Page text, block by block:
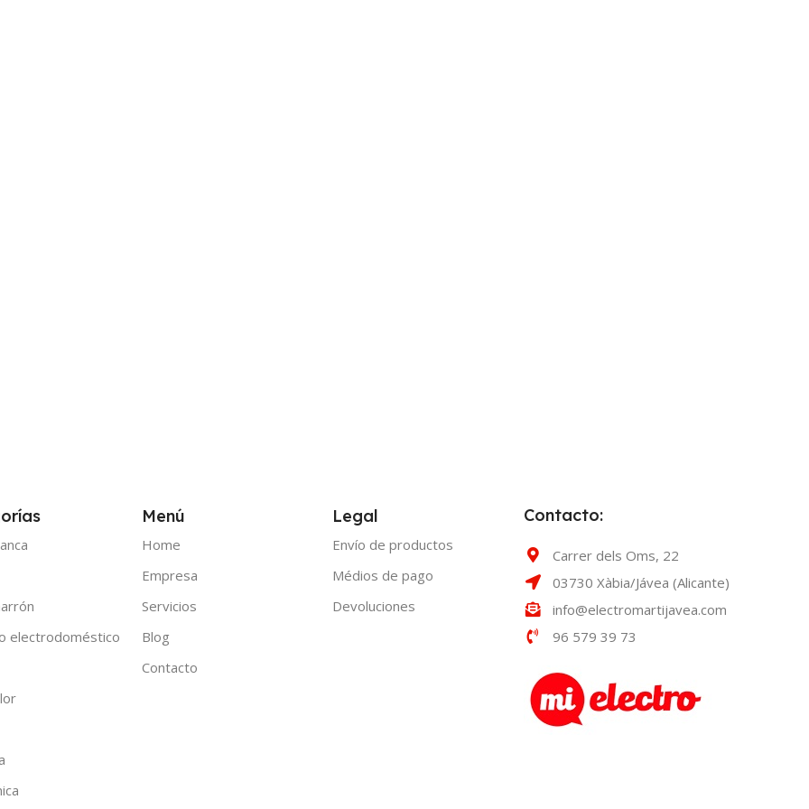
electrodoméstico
Menú
Home
Empresa
Servicios
Blog
Contacto
Legal
Envío de productos
Médios de pago
Devoluciones
Contacto:
Carrer dels Oms, 22
03730 Xàbia/Jávea (Alicante)
info@electromartijavea.com
96 579 39 73